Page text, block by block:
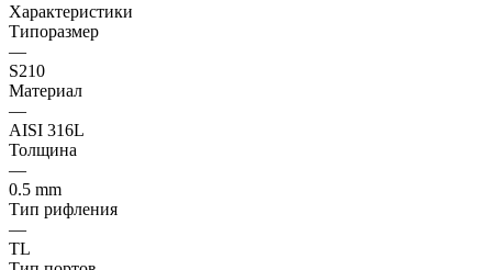
Характеристики
Типоразмер
—
S210
Материал
—
AISI 316L
Толщина
—
0.5 mm
Тип рифления
—
ТL